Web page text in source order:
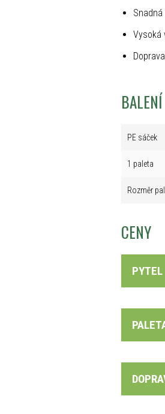
Vysoká
BALENÍ
PE sáček
1 paleta
Rozměr
CENY
PYTEL